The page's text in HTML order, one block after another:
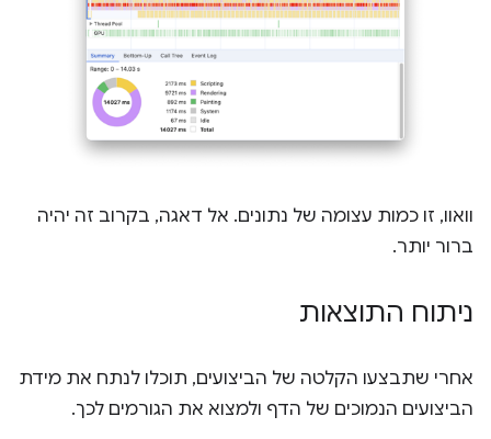
וואוו, זו כמות עצומה של נתונים. אל דאגה, בקרוב זה יהיה
ברור יותר.
ניתוח התוצאות
אחרי שתבצעו הקלטה של הביצועים, תוכלו לנתח את מידת
הביצועים הנמוכים של הדף ולמצוא את הגורמים לכך.